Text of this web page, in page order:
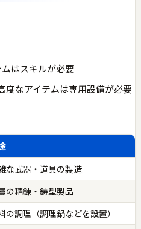
はスキルが必要
度なアイテムは専用設備が必要
な武器・道具の製造
の精錬・鋳型製品
の調理（調理鍋などを設置）